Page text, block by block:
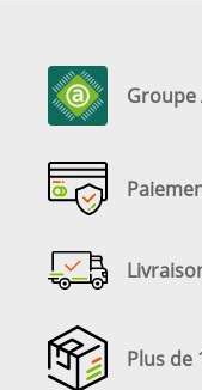
Groupe
Plus de